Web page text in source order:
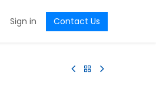
Sign in Contact Us